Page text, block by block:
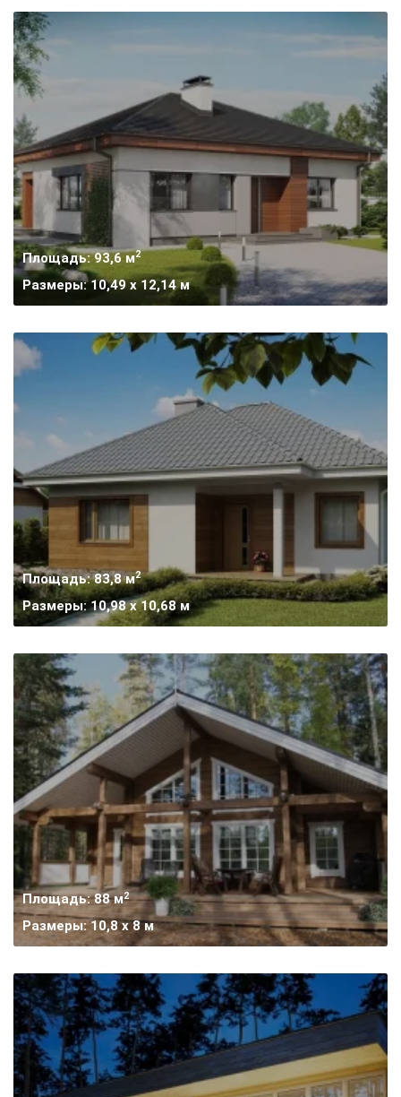
Площадь: 93,6 м2
Размеры: 10,49 x 12,14 м
Площадь: 83,8 м2
Размеры: 10,98 x 10,68 м
Площадь: 88 м2
Размеры: 10,8 х 8 м